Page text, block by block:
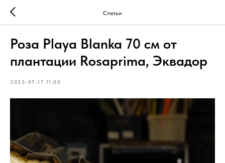
Статьи
Роза Playa Blanka 70 см от
плантации Rosaprima, Эквадор
2023-07-17 11:00